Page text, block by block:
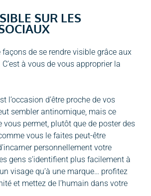
SUR LES
façons de se rendre visible grâce aux
à vous de vous approprier la
l’occasion d’être proche de vos
sembler antinomique, mais ce
vous permet, plutôt que de poster des
vous le faites peut-être
personnellement votre
gens s’identifient plus facilement à
visage qu’à une marque… profitez
et mettez de l’humain dans votre